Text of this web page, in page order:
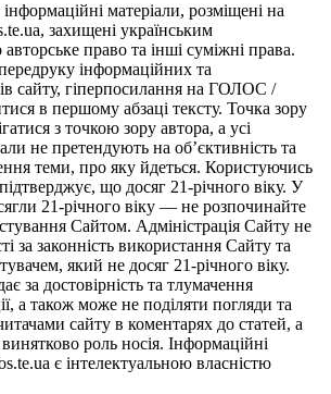
матеріали, розміщені на
захищені українським
право та інші суміжні права.
інформаційних та
сайту, гіперпосилання на ГОЛОС /
в першому абзаці тексту. Точка зору
з точкою зору автора, а усі
не претендують на об’єктивність та
теми, про яку йдеться. Користуючись
що досяг 21-річного віку. У
21-річного віку — не розпочинайте
Сайтом. Адміністрація Сайту не
за законність використання Сайту та
який не досяг 21-річного віку.
за достовірність та тлумачення
а також може не поділяти погляди та
сайту в коментарях до статей, а
роль носія. Інформаційні
є інтелектуальною власністю